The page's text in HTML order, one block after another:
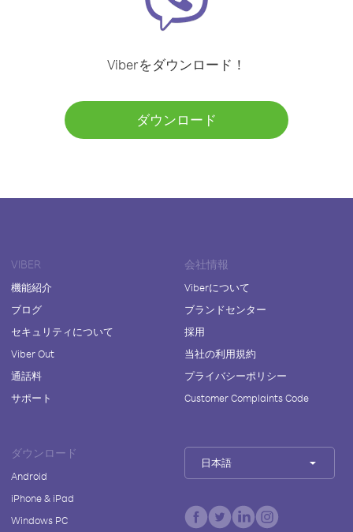
Viberをダウンロード！
ダウンロード
VIBER
機能紹介
ブログ
セキュリティについて
Viber Out
通話料
サポート
会社情報
Viberについて
ブランドセンター
採用
当社の利用規約
プライバシーポリシー
Customer Complaints Code
ダウンロード
Android
iPhone & iPad
Windows PC
日本語